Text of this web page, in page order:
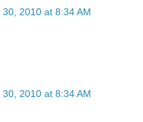
2010 at 8:34 AM
2010 at 8:34 AM